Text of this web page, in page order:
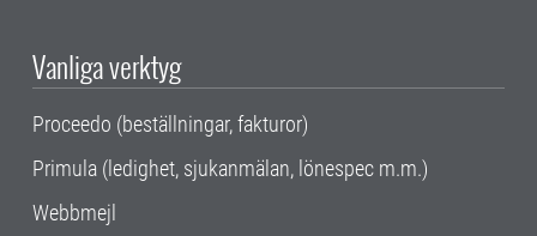
Vanliga verktyg
Proceedo (beställningar, fakturor)
Primula (ledighet, sjukanmälan, lönespec m.m.)
Webbmejl